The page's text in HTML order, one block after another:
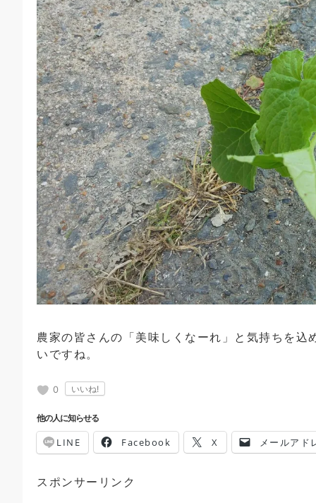
農家の皆さんの「美味しくなーれ」と気持ちを
いですね。
0
他の人に知らせる
LINE Facebook X メールアド
スポンサーリンク